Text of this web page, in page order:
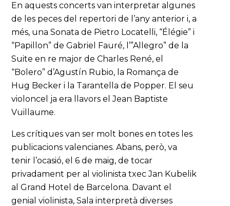
En aquests concerts van interpretar algunes
de les peces del repertori de l’any anterior i, a
més, una Sonata de Pietro Locatelli, “Élégie” i
“Papillon” de Gabriel Fauré, l’”Allegro” de la
Suite en re major de Charles René, el
“Bolero” d’Agustín Rubio, la Romança de
Hug Becker i la Tarantella de Popper. El seu
violoncel ja era llavors el Jean Baptiste
Vuillaume.
Les crítiques van ser molt bones en totes les
publicacions valencianes. Abans, però, va
tenir l’ocasió, el 6 de maig, de tocar
privadament per al violinista txec Jan Kubelik
al Grand Hotel de Barcelona. Davant el
genial violinista, Sala interpretà diverses